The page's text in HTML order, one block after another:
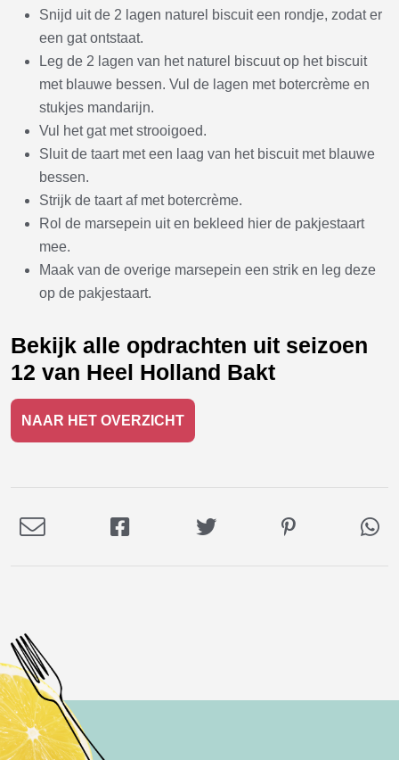
Snijd uit de 2 lagen naturel biscuit een rondje, zodat er
een gat ontstaat.
Leg de 2 lagen van het naturel biscuut op het biscuit
met blauwe bessen. Vul de lagen met botercrème en
stukjes mandarijn.
Vul het gat met strooigoed.
Sluit de taart met een laag van het biscuit met blauwe
bessen.
Strijk de taart af met botercrème.
Rol de marsepein uit en bekleed hier de pakjestaart
mee.
Maak van de overige marsepein een strik en leg deze
op de pakjestaart.
Bekijk alle opdrachten uit seizoen
12 van Heel Holland Bakt
NAAR HET OVERZICHT
Deel
Deel